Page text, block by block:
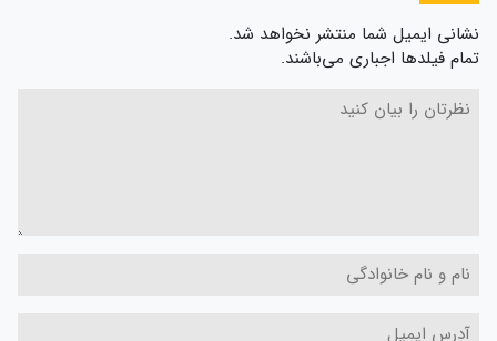
نشانی ایمیل شما منتشر نخواهد شد.
تمام فیلدها اجباری می‌باشند.